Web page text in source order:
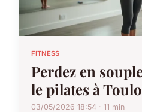
FITNESS
Perdez en
le pilates à
03/05/2026 18:54 · 11 min